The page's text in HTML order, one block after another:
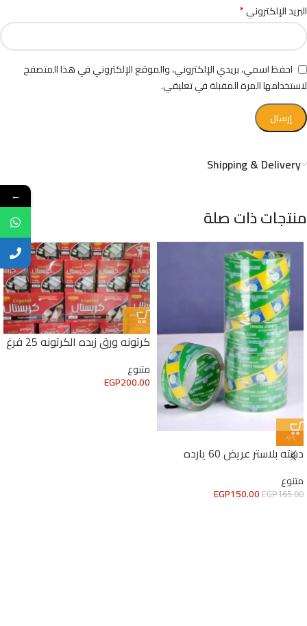
البريد الإلكتروني*
احفظ اسمي، بريدي الإلكتروني، والموقع الإلكتروني في هذا المتصفح
لاستخدامها المرة المقبلة في تعليقي.
Shipping & Delivery
منتجات ذات صلة
-9%
دسته بلاستر عريض 60 يارده
متنوع
EGP165.00
EGP150.00
كرتونه ورق زبده الكرتونه 25 فرغ
متنوع
EGP200.00
←